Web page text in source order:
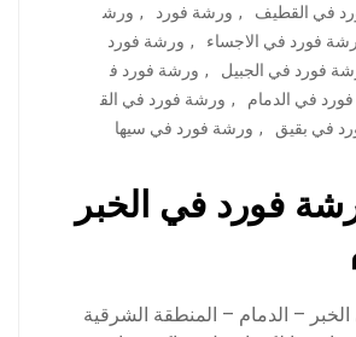
في القطيف , ورشة فورد , ورش
فورد في الاجساء , ورشة فورد
فورد في الجبيل , ورشة فورد ف
في الدمام , ورشة فورد في الق
في بقيق , ورشة فورد في سيها
فورد في الخبر
– الدمام – المنطقة الشرقية